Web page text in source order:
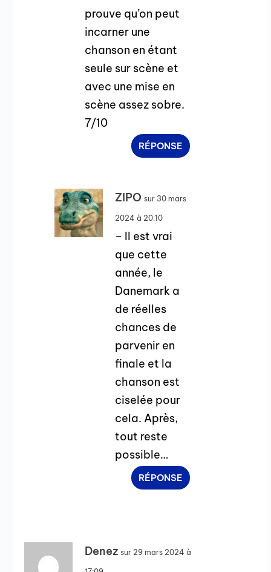
prouve qu’on peut
incarner une
chanson en étant
seule sur scène et
avec une mise en
scène assez sobre.
7/10
RÉPONSE
ZIPO sur 30 mars
2024 à 20:10
– Il est vrai
que cette
année, le
Danemark a
de réelles
chances de
parvenir en
finale et la
chanson est
ciselée pour
cela. Après,
tout reste
possible…
RÉPONSE
Denez sur 29 mars 2024 à